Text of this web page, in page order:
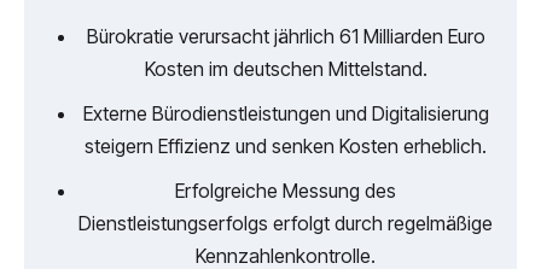
Bürokratie verursacht jährlich 61 Milliarden Euro
Kosten im deutschen Mittelstand.
Externe Bürodienstleistungen und Digitalisierung
steigern Effizienz und senken Kosten erheblich.
Erfolgreiche Messung des
Dienstleistungserfolgs erfolgt durch regelmäßige
Kennzahlenkontrolle.